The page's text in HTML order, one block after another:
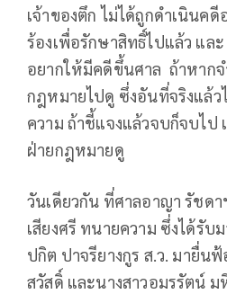
เจ้าของตึก ไม่ได้ถูกดำเนินค
ร้องเพื่อรักษาสิทธิ์ไปแล้ว แล
อยากให้มีคดีขึ้นศาล ถ้าหาก
กฎหมายไปดู ซึ่งอันที่จริงแล้ว
ความ ถ้าชี้แจงแล้วจบก็จบไป
ฝ่ายกฎหมายดู
วันเดียวกัน ที่ศาลอาญา รัชดา
เสียงศรี ทนายความ ซึ่งได้รั
ปกิต ปาจรียางกูร ส.ว. มายื่น
สวัสดิ์ และนางสาวอมรรัตน์